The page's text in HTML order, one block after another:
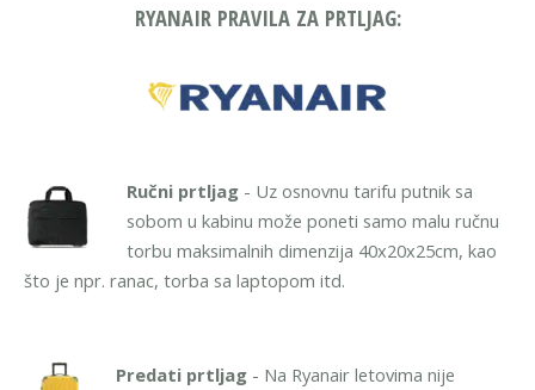
RYANAIR PRAVILA ZA PRTLJAG:
Ručni prtljag - Uz osnovnu tarifu putnik sa
sobom u kabinu može poneti samo malu ručnu
torbu maksimalnih dimenzija 40x20x25cm, kao
što je npr. ranac, torba sa laptopom itd.
Predati prtljag - Na Ryanair letovima nije